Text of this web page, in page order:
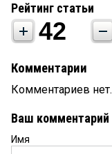
Рейтинг статьи
42
Комментарии
Комментариев нет.
Ваш комментарий
Имя